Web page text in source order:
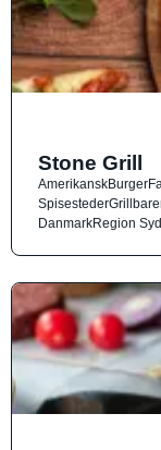
Stone Grill
AmerikanskBurger
Spisesteder
DanmarkRegion